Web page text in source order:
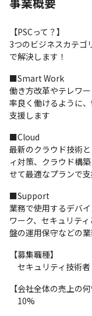
【PSCって？】
3つのビジネスカテゴ
で解決します！
■Smart Work
働き方改革やテレワ
率良く働けるように
支援します
■Cloud
最新のクラウド技術
ィ対策、クラウド構
せて最適なプランで
■Support
業務で使用するデバ
ワーク、セキュリテ
盤の運用保守などの業
【募集職種】
セキュリティ技術者
【会社全体の売上の
10%